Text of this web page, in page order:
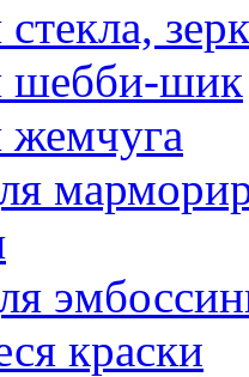
шебби-шик
краски